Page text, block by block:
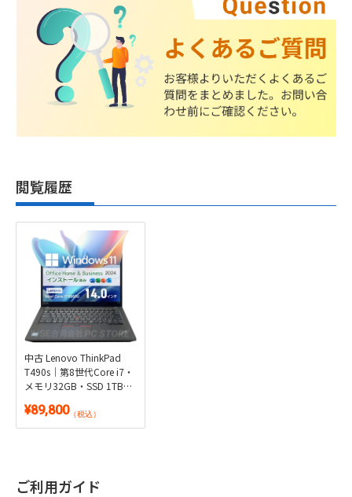
閲覧履歴
中古 Lenovo ThinkPad
T490s｜第8世代Core i7・
メモリ32GB・SSD 1TB・
Windows 11・Microsoft
Office 2024付き
¥89,800（税込）
ご利用ガイド